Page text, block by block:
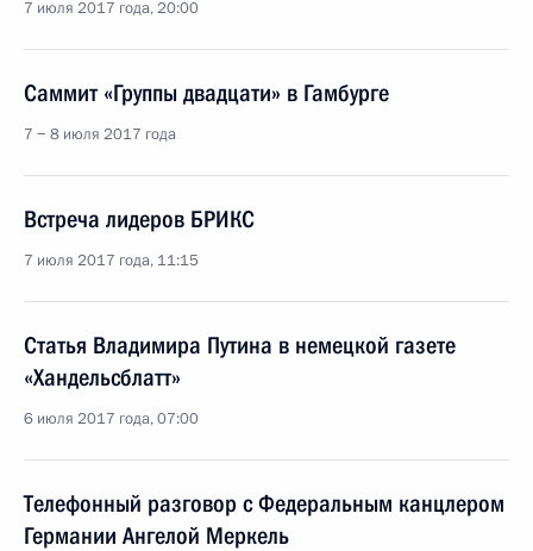
7 июля 2017 года, 20:00
Саммит «Группы двадцати» в Гамбурге
7 − 8 июля 2017 года
Встреча лидеров БРИКС
7 июля 2017 года, 11:15
Статья Владимира Путина в немецкой газете
«Хандельсблатт»
6 июля 2017 года, 07:00
Телефонный разговор с Федеральным канцлером
Германии Ангелой Меркель